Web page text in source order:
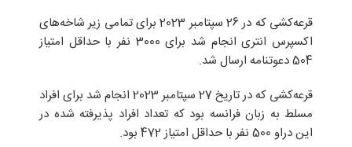
قرعه‌کشی که در 26 سپتامبر 2023 برای تمامی زیر شاخه‌های
اکسپرس انتری انجام شد برای 3000 نفر با حداقل امتیاز
504 دعوتنامه ارسال شد.
قرعه‌کشی که در تاریخ 27 سپتامبر 2023 انجام شد برای افراد
مسلط به زبان فرانسه بود که تعداد افراد پذیرفته شده در
این دراو 500 نفر با حداقل امتیاز 472 بود.